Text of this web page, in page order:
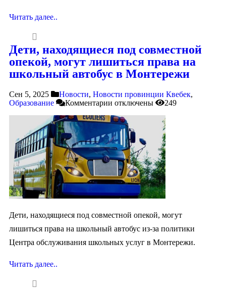
Читать далее..
Дети, находящиеся под совместной
опекой, могут лишиться права на
школьный автобус в Монтережи
Сен 5, 2025 Новости, Новости провинции Квебек,
Образование
Комментарии отключены 249
Дети, находящиеся под совместной опекой, могут
лишиться права на школьный автобус из-за политики
Центра обслуживания школьных услуг в Монтережи.
Читать далее..